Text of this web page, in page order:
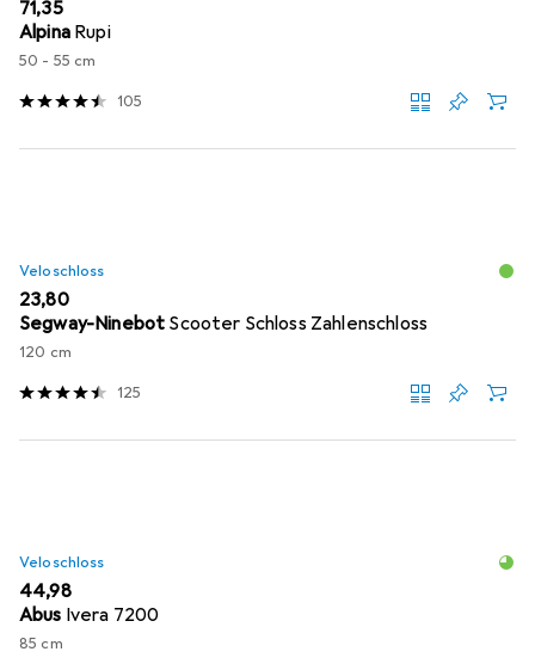
EUR
71,35
Alpina Rupi
50 - 55 cm
105
Veloschloss
EUR
23,80
Segway-Ninebot Scooter Schloss Zahlenschloss
120 cm
125
Veloschloss
EUR
44,98
Abus Ivera 7200
85 cm